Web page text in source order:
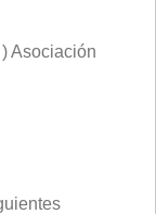
Asociación